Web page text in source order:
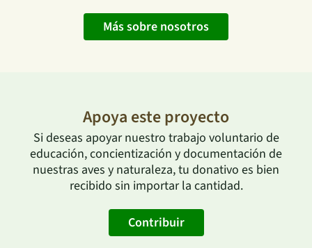
Más sobre nosotros
Apoya este proyecto
Si deseas apoyar nuestro trabajo voluntario de
educación, concientización y documentación de
nuestras aves y naturaleza, tu donativo es bien
recibido sin importar la cantidad.
Contribuir